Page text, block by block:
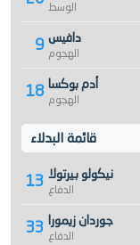
الوسط
9 دافيس
الهجوم
18 أدم بوكسا
الهجوم
قائمة البدلاء
13 نيكولو بيرتولا
الدفاع
33 جوردان زيمورا
الدفاع